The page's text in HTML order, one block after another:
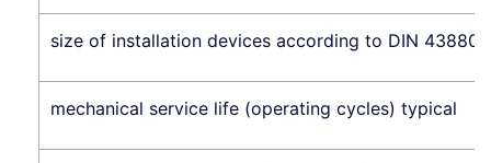
size of installation devices according to DIN 43880
mechanical service life (operating cycles) typical